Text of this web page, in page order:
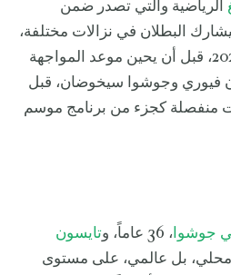
الرياضية والتي تصدر ضمن
البطلان في نزالات مختلفة،
في وقت مبكر من العام 2026، قبل أن يحين موعد المواجهة
فيوري وجوشوا سيخوضان، قبل
منفصلة كجزء من برنامج موسم
جوشوا ، 36 عاماً، و
تايسون
محلي، بل عالمي، على مستوى